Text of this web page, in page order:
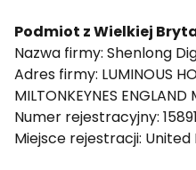
Podmiot z Wielkiej
Nazwa firmy: Shenlong
Adres firmy: LUMINOUS
MILTONKEYNES ENGLAND
Numer rejestracyjny:
Miejsce rejestracji: United